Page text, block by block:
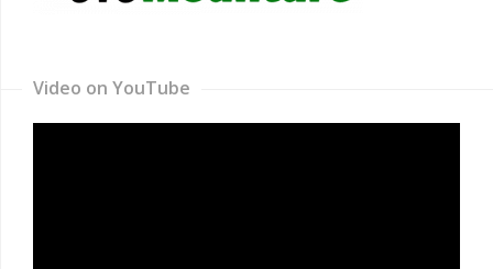
Video on YouTube